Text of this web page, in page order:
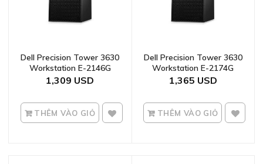
Dell Precision Tower 3630
Workstation E-2146G
1,309
THÊM VÀO GIỎ
Dell Precision Tower 3630
Workstation E-2174G
1,365
THÊM VÀO GIỎ